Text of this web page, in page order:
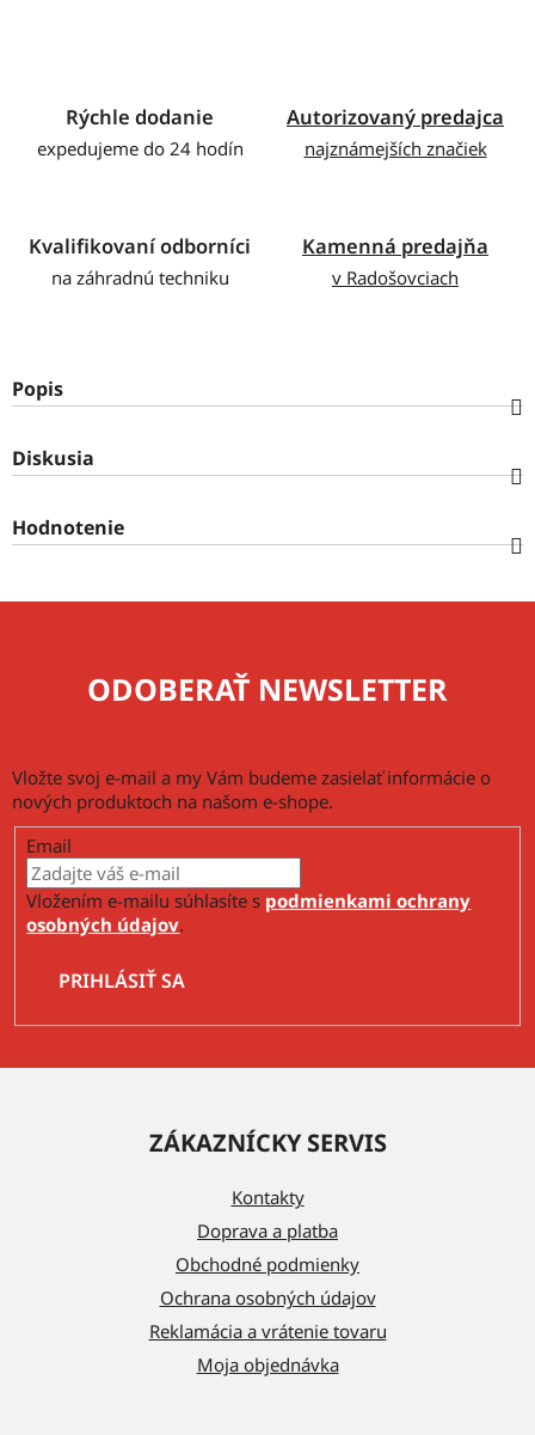
Rýchle dodanie
expedujeme do 24 hodín
Autorizovaný predajca
najznámejších značiek
Kvalifikovaní odborníci
na záhradnú techniku
Kamenná predajňa
v Radošovciach
Popis
Diskusia
Hodnotenie
ODOBERAŤ NEWSLETTER
Vložte svoj e-mail a my Vám budeme zasielať informácie o
nových produktoch na našom e-shope.
Email
Vložením e-mailu súhlasíte s podmienkami ochrany
osobných údajov.
PRIHLÁSIŤ SA
ZÁKAZNÍCKY SERVIS
Kontakty
Doprava a platba
Obchodné podmienky
Ochrana osobných údajov
Reklamácia a vrátenie tovaru
Moja objednávka